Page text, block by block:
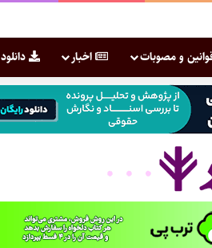
و مصوبات اخبار دانلود